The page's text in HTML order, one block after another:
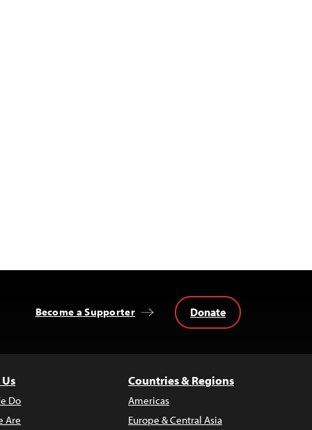
Become a Supporter Donate
Do
Are
Countries & Regions
Americas
Europe & Central Asia